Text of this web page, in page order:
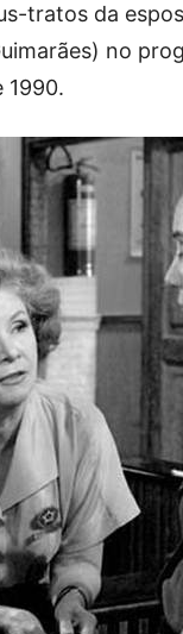
tratos da
no
1990.